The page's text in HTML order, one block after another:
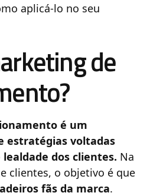
aplicá-lo no seu
de
é um
estratégias voltadas
dos clientes. Na
clientes, o objetivo é que
fãs da marca.